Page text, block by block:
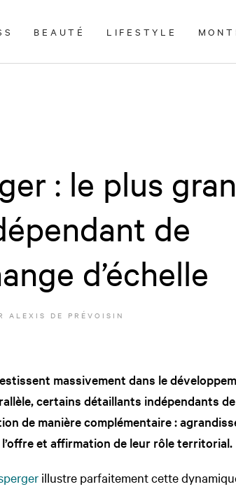
BEAUTÉ LIFESTYLE
: le plus
de
d’échelle
ALEXIS DE PRÉVOISIN
massivement dans le
certains détaillants indépendants de
de manière complémentaire :
et affirmation de leur rôle territorial.
illustre parfaitement cette